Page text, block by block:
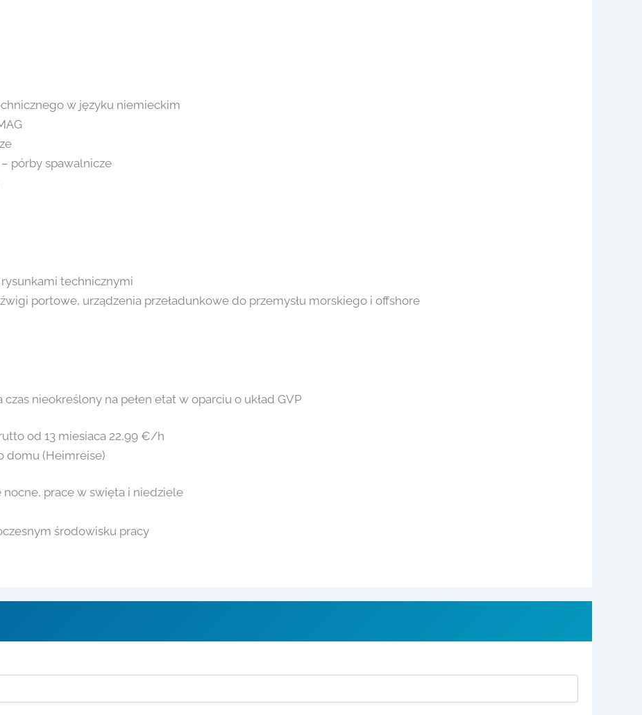
w języku niemieckim
pórby spawalnicze
technicznymi
portowe, urządzenia przeładunkowe do przemysłu morskiego i offshore
nieokreślony na pełen etat w oparciu o układ GVP
od 13 miesiaca 22,99 €/h
domu (Heimreise)
prace w swięta i niedziele
środowisku pracy